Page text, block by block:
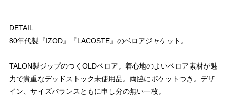
DETAIL
80年代製『IZOD』『LACOSTE』のベロアジャケット。
TALON製ジップのつくOLDベロア。着心地のよいベロア素材が魅
力で貴重なデッドストック未使用品。両脇にポケットつき。デザ
イン、サイズバランスともに申し分の無い一枚。